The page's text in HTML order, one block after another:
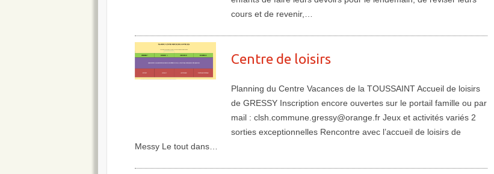
cours et de revenir,…
Centre de loisirs
Planning du Centre Vacances de la TOUSSAINT Accueil de loisirs
de GRESSY Inscription encore ouvertes sur le portail famille ou par
mail : clsh.commune.gressy@orange.fr Jeux et activités variés 2
sorties exceptionnelles Rencontre avec l’accueil de loisirs de
Messy Le tout dans…